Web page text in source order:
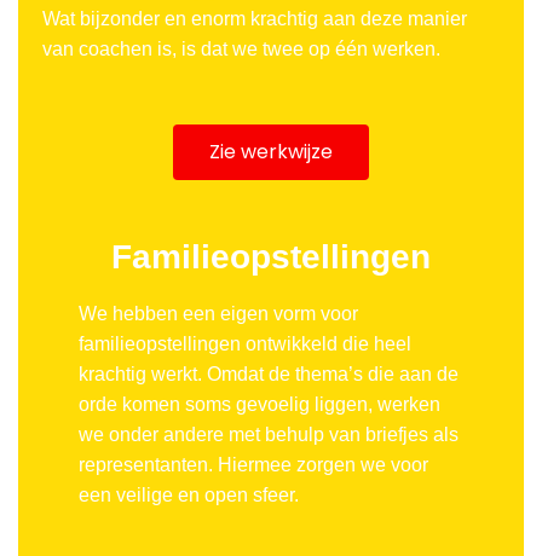
Wat bijzonder en enorm krachtig aan deze manier
van coachen is, is dat we twee op één werken.
Zie werkwijze
Familieopstellingen
We hebben een eigen vorm voor
familieopstellingen ontwikkeld die heel
krachtig werkt. Omdat de thema’s die aan de
orde komen soms gevoelig liggen, werken
we onder andere met behulp van briefjes als
representanten. Hiermee zorgen we voor
een veilige en open sfeer.